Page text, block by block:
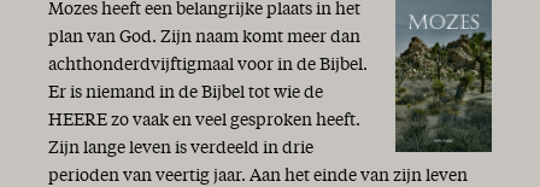
Mozes heeft een belangrijke plaats in het
plan van God. Zijn naam komt meer dan
achthonderdvijftigmaal voor in de Bijbel.
Er is niemand in de Bijbel tot wie de
HEERE zo vaak en veel gesproken heeft.
Zijn lange leven is verdeeld in drie
perioden van veertig jaar. Aan het einde van zijn leven